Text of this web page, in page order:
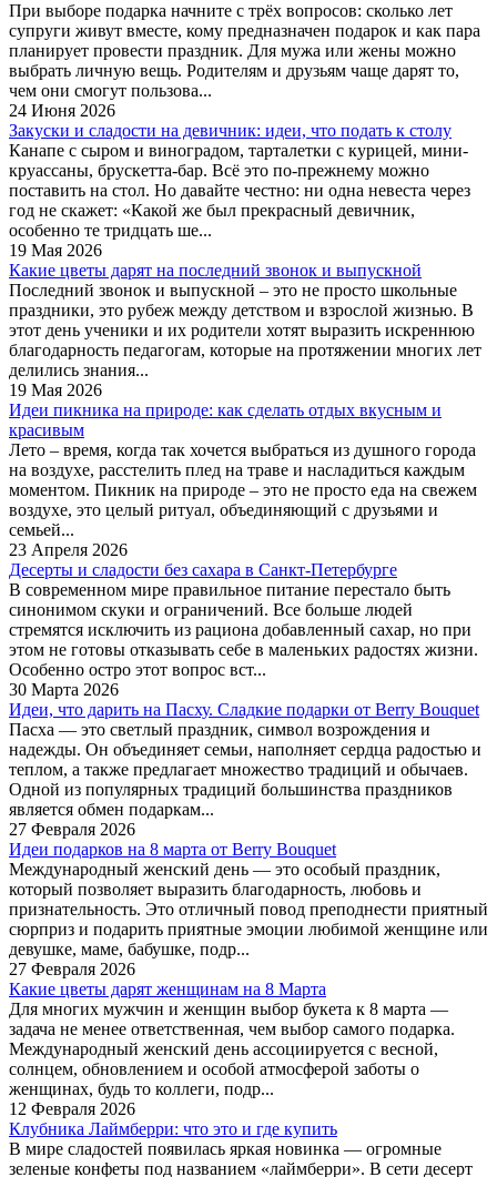
При выборе подарка начните с трёх вопросов: сколько лет
супруги живут вместе, кому предназначен подарок и как пара
планирует провести праздник. Для мужа или жены можно
выбрать личную вещь. Родителям и друзьям чаще дарят то,
чем они смогут пользова...
24 Июня 2026
Закуски и сладости на девичник: идеи, что подать к столу
Канапе с сыром и виноградом, тарталетки с курицей, мини-
круассаны, брускетта-бар. Всё это по-прежнему можно
поставить на стол. Но давайте честно: ни одна невеста через
год не скажет: «Какой же был прекрасный девичник,
особенно те тридцать ше...
19 Мая 2026
Какие цветы дарят на последний звонок и выпускной
Последний звонок и выпускной – это не просто школьные
праздники, это рубеж между детством и взрослой жизнью. В
этот день ученики и их родители хотят выразить искреннюю
благодарность педагогам, которые на протяжении многих лет
делились знания...
19 Мая 2026
Идеи пикника на природе: как сделать отдых вкусным и
красивым
Лето – время, когда так хочется выбраться из душного города
на воздухе, расстелить плед на траве и насладиться каждым
моментом. Пикник на природе – это не просто еда на свежем
воздухе, это целый ритуал, объединяющий с друзьями и
семьей...
23 Апреля 2026
Десерты и сладости без сахара в Санкт-Петербурге
В современном мире правильное питание перестало быть
синонимом скуки и ограничений. Все больше людей
стремятся исключить из рациона добавленный сахар, но при
этом не готовы отказывать себе в маленьких радостях жизни.
Особенно остро этот вопрос вст...
30 Марта 2026
Идеи, что дарить на Пасху. Сладкие подарки от Berry Bouquet
Пасха — это светлый праздник, символ возрождения и
надежды. Он объединяет семьи, наполняет сердца радостью и
теплом, а также предлагает множество традиций и обычаев.
Одной из популярных традиций большинства праздников
является обмен подаркам...
27 Февраля 2026
Идеи подарков на 8 марта от Berry Bouquet
Международный женский день — это особый праздник,
который позволяет выразить благодарность, любовь и
признательность. Это отличный повод преподнести приятный
сюрприз и подарить приятные эмоции любимой женщине или
девушке, маме, бабушке, подр...
27 Февраля 2026
Какие цветы дарят женщинам на 8 Марта
Для многих мужчин и женщин выбор букета к 8 марта —
задача не менее ответственная, чем выбор самого подарка.
Международный женский день ассоциируется с весной,
солнцем, обновлением и особой атмосферой заботы о
женщинах, будь то коллеги, подр...
12 Февраля 2026
Клубника Лаймберри: что это и где купить
В мире сладостей появилась яркая новинка — огромные
зеленые конфеты под названием «лаймберри». В сети десерт